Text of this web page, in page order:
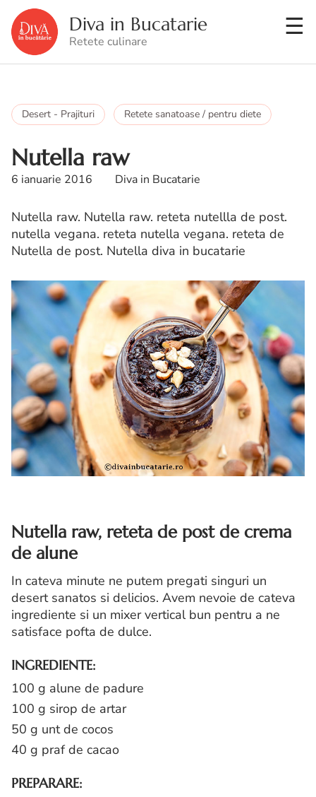
Diva in Bucatarie
Retete culinare
Desert - Prajituri Retete sanatoase / pentru diete
Nutella raw
6 ianuarie 2016 Diva in Bucatarie
Nutella raw. Nutella raw. reteta nutellla de post.
nutella vegana. reteta nutella vegana. reteta de
Nutella de post. Nutella diva in bucatarie
Nutella raw, reteta de post de crema
de alune
In cateva minute ne putem pregati singuri un
desert sanatos si delicios. Avem nevoie de cateva
ingrediente si un mixer vertical bun pentru a ne
satisface pofta de dulce.
INGREDIENTE:
100 g alune de padure
100 g sirop de artar
50 g unt de cocos
40 g praf de cacao
PREPARARE: